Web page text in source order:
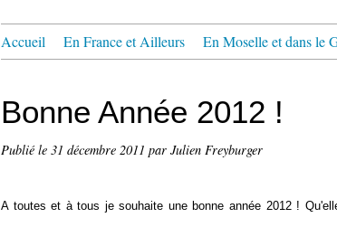
Accueil En France et Ailleurs En Moselle et dans le
Bonne Année 2012 !
Publié le 31 décembre 2011 par Julien Freyburger
A toutes et à tous je souhaite une bonne année 2012 !